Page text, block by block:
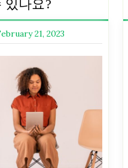
있나요?
21, 2023